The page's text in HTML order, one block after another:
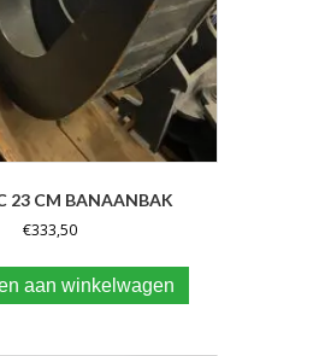
23 CM BANAANBAK
€333,50
aan winkelwagen